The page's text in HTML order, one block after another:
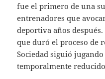
fue el primero de una
entrenadores que
deportiva años
que duró el proceso de
Sociedad siguió
temporalmente